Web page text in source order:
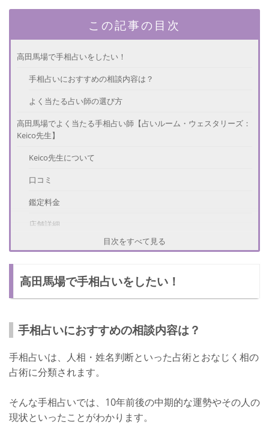
この記事の目次
高田馬場で手相占いをしたい！
手相占いにおすすめの相談内容は？
よく当たる占い師の選び方
高田馬場でよく当たる手相占い師【占いルーム・ウェスタリーズ：
Keico先生】
Keico先生について
口コミ
鑑定料金
店舗詳細
高田馬場でよく当たる手相占い師【占いサロン愛月：愛月日奈子
愛月日奈子(あいづきひなこ)先生について
口コミ
鑑定料金
高田馬場でよく当たる手相占い師【アンナ先生】
口コミ
目次をすべて見る
高田馬場で手相占いをしたい！
手相占いにおすすめの相談内容は？
手相占いは、人相・姓名判断といった占術とおなじく相の
占術に分類されます。
そんな手相占いでは、10年前後の中期的な運勢やその人の
現状といったことがわかります。